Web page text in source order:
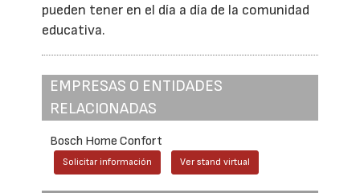
pueden tener en el día a día de la comunidad
educativa.
EMPRESAS O ENTIDADES
RELACIONADAS
Bosch Home Confort
Solicitar información Ver stand virtual